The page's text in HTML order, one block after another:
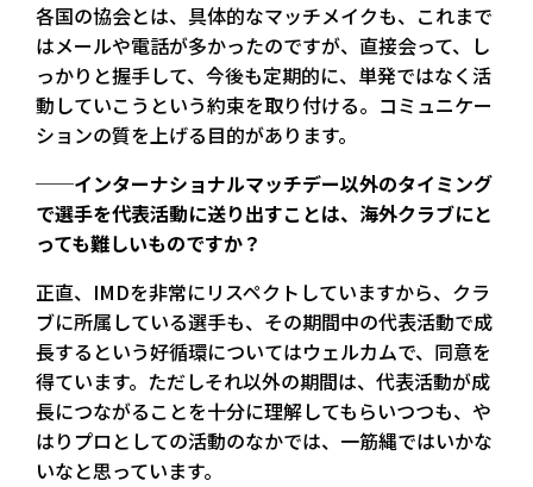
各国の協会とは、具体的なマッチメイクも、これまで
はメールや電話が多かったのですが、直接会って、し
っかりと握手して、今後も定期的に、単発ではなく活
動していこうという約束を取り付ける。コミュニケー
ションの質を上げる目的があります。
──インターナショナルマッチデー以外のタイミング
で選手を代表活動に送り出すことは、海外クラブにと
っても難しいものですか？
正直、IMDを非常にリスペクトしていますから、クラ
ブに所属している選手も、その期間中の代表活動で成
長するという好循環についてはウェルカムで、同意を
得ています。ただしそれ以外の期間は、代表活動が成
長につながることを十分に理解してもらいつつも、や
はりプロとしての活動のなかでは、一筋縄ではいかな
いなと思っています。